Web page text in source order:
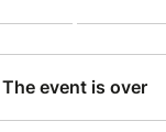
africaines dans un
avec
articule dans ce
autour
dans des